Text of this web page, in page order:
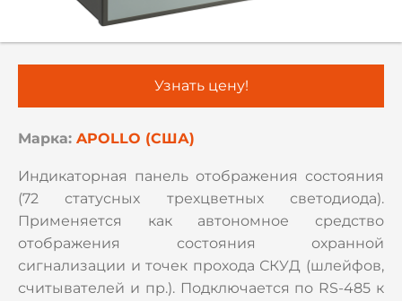
Марка: APOLLO (США)
Индикаторная панель отображения состояния
(72 статусных трехцветных светодиода).
Применяется как автономное средство
отображения состояния охранной
сигнализации и точек прохода СКУД (шлейфов,
считывателей и пр.). Подключается по RS-485 к
Узнать цену!